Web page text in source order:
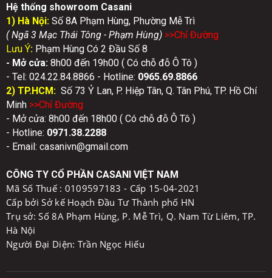
Hệ thống showroom Casani
1) Hà Nội: Số 8A Phạm Hùng, Phường Mễ Trì
( Ngã 3 Mạc Thái Tông - Phạm Hùng) >>Chỉ Đường
Lưu Ý: Phạm Hùng Có 2 Đầu Số 8
- Mở cửa: 8h00 đến 19h00 ( Có chỗ đỗ Ô Tô )
- Tel: 024.22.84.8866 - Hotline: 0965.69.8866
2) TP.HCM: Số 73 Ỷ Lan, P. Hiệp Tân, Q. Tân Phú, TP. Hồ Chí
Minh >>Chỉ Đường
- Mở cửa: 8h00 đến 18h00 ( Có chỗ đỗ Ô Tô )
- Hotline: 0971.38.2288
- Email: casanivn@gmail.com
CÔNG TY CỔ PHẦN CASANI VIỆT NAM
Mã Số Thuế : 0109597183 - Cấp 15-04-2021
Cấp bởi Sở kế Hoạch Đầu Tư Thành phố HN
Trụ sở: Số 8A Phạm Hùng, P. Mễ Trì, Q. Nam Từ Liêm, TP.
Hà Nội
Người Đại Diện: Trần Ngọc Hiếu